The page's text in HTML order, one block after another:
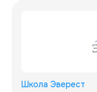
Школа Эверест